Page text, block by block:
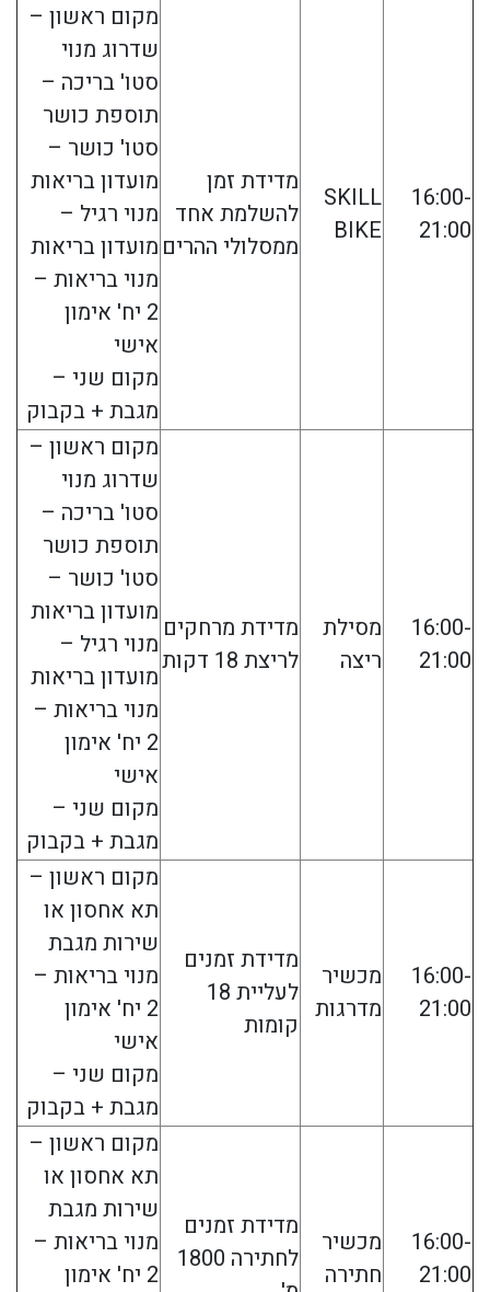
16:00-
21:00
SKILL
BIKE
מדידת זמן
להשלמת אחד
ממסלולי ההרים
מקום ראשון –
שדרוג מנוי
סטו' בריכה –
תוספת כושר
סטו' כושר –
מועדון בריאות
מנוי רגיל –
מועדון בריאות
מנוי בריאות –
2 יח' אימון
אישי
מקום שני –
מגבת + בקבוק
16:00-
21:00
מסילת
ריצה
מדידת מרחקים
לריצת 18 דקות
מקום ראשון –
שדרוג מנוי
סטו' בריכה –
תוספת כושר
סטו' כושר –
מועדון בריאות
מנוי רגיל –
מועדון בריאות
מנוי בריאות –
2 יח' אימון
אישי
מקום שני –
מגבת + בקבוק
16:00-
21:00
מכשיר
מדרגות
מדידת זמנים
לעליית 18
קומות
מקום ראשון –
תא אחסון או
שירות מגבת
מנוי בריאות –
2 יח' אימון
אישי
מקום שני –
מגבת + בקבוק
16:00-
21:00
מכשיר
חתירה
מדידת זמנים
לחתירה 1800
מקום ראשון –
תא אחסון או
שירות מגבת
מנוי בריאות –
2 יח' אימון